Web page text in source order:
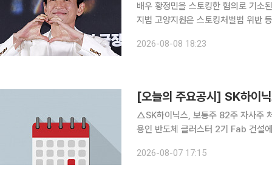
배우 황정민을 스토킹한 혐의로 기소된 A씨에 대한
지법 고양지원은 스토킹처벌법 위반
스토킹 혐의로 고소했고 법원은 지난
2026-08-08 18:23
△SK하이닉스, 보통주 82주 자사주 처분.
용인 반도체 클러스터 2기 Fab 건설에 35조
2026년 2분기 잠정 매출 230
2026-08-07 17:15